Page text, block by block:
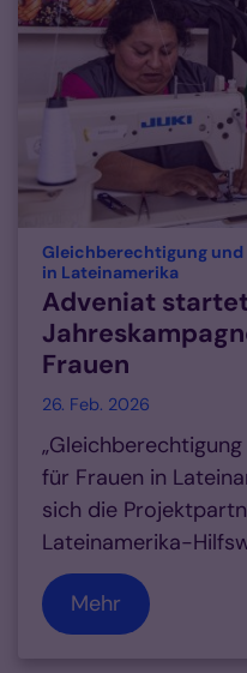
Gleichberechtigung und
in Lateinamerika:
Adveniat
Frauen
26. Feb. 2026
für Frauen in
sich die
Lateinamerika-
Mehr